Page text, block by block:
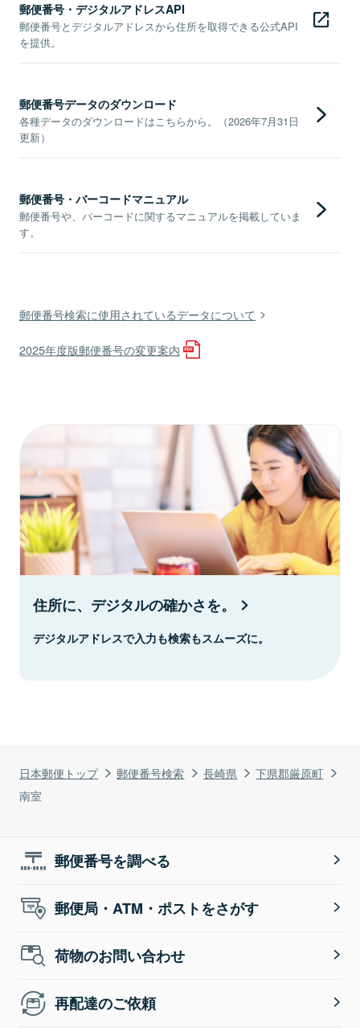
日本郵便トップ 郵便番号検索 長崎県
下県郡厳原町
南室
郵便番号・デジタルアドレスAPI
郵便番号とデジタルアドレスから住所を取得できる公式API
を提供。
郵便番号データのダウンロード
各種データのダウンロードはこちらから。（2026年7月31日
更新）
郵便番号・バーコードマニュアル
郵便番号や、バーコードに関するマニュアルを掲載していま
す。
郵便番号検索に使用されているデータについて
2025年度版郵便番号の変更案内
住所に、デジタルの確かさを。
デジタルアドレスで入力も検索もスムーズに。
郵便番号を調べる
郵便局・ATM・ポストをさがす
荷物のお問い合わせ
再配達のご依頼